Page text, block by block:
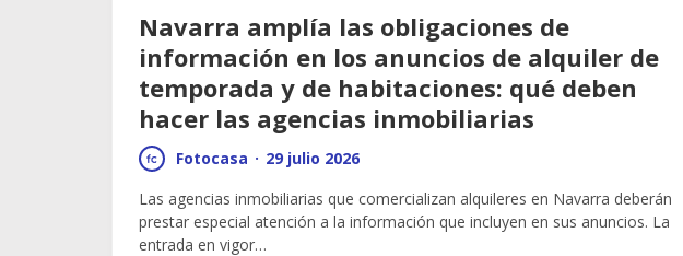
Navarra amplía las obligaciones de
información en los anuncios de alquiler de
temporada y de habitaciones: qué deben
hacer las agencias inmobiliarias
Fotocasa · 29 julio 2026
Las agencias inmobiliarias que comercializan alquileres en Navarra deberán
prestar especial atención a la información que incluyen en sus anuncios. La
entrada en vigor…